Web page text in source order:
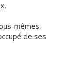
mêmes.
de ses